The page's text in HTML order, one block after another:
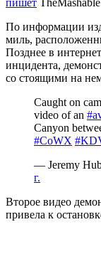
По информации
миль,
Позднее в
инцидента,
со стоящими на
Caught on
video of an
Canyon
#CoWX
— Jeremy
г.
Второе видео
привела к